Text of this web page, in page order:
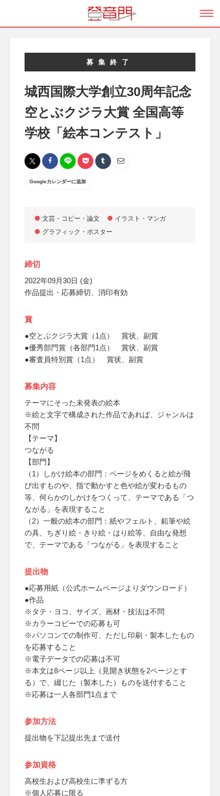
募集終了
城西国際大学創立30周年記念
空とぶクジラ大賞 全国高等
学校「絵本コンテスト」
Googleカレンダーに追加
文芸・コピー・論文
イラスト・マンガ
グラフィック・ポスター
締切
2022年09月30日 (金)
作品提出・応募締切、消印有効
賞
●空とぶクジラ大賞（1点） 賞状、副賞
●優秀部門賞（各部門1点） 賞状、副賞
●審査員特別賞（1点） 賞状、副賞
募集内容
テーマにそった未発表の絵本
※絵と文字で構成された作品であれば、ジャンルは
不問
【テーマ】
つながる
【部門】
（1）しかけ絵本の部門：ページをめくると絵が飛
び出すものや、指で動かすと色や絵が変わるもの
等、何らかのしかけをつくって、テーマである「つ
ながる」を表現すること
（2）一般の絵本の部門：紙やフェルト、鉛筆や絵
の具、ちぎり絵・きり絵・はり絵等、自由な発想
で、テーマである「つながる」を表現すること
提出物
●応募用紙（公式ホームページよりダウンロード）
●作品
※タテ・ヨコ、サイズ、画材・技法は不問
※カラーコピーでの応募も可
※パソコンでの制作可、ただし印刷・製本したもの
を応募すること
※電子データでの応募は不可
※本文は8ページ以上（見開き状態を2ページとす
る）で、綴じた（製本した）ものを送付すること
※応募は一人各部門1点まで
参加方法
提出物を下記提出先まで送付
参加資格
高校生および高校生に準ずる方
※個人応募に限る